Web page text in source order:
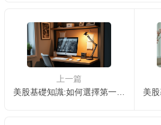
上一篇
美股基礎知識:如何選擇第一支股票